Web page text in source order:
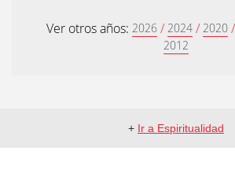
Ver otros años: 2026 / 2024 / 2020 /
2012
+ Ir a Espiritualidad